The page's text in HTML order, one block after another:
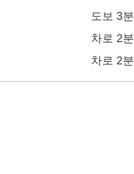
도보 3분
차로 2분
차로 2분